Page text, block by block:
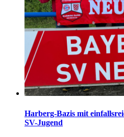
Harberg-Bazis mit
SV-Jugend